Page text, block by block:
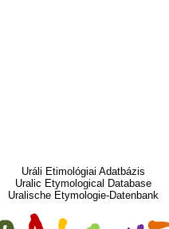
Uráli Etimológiai Adatbázis
Uralic Etymological Database
Uralische Etymologie-Datenbank